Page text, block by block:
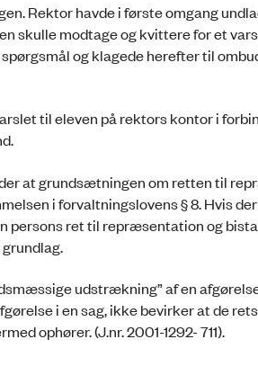
Rektor havde i første omgang
skulle modtage og kvittere for et
og klagede herefter til
til eleven på rektors kontor i
at grundsætningen om retten til
i forvaltningslovens § 8. Hvis
persons ret til repræsentation og
udstrækning” af en
i en sag, ikke bevirker at de
ophører. (J.nr. 2001-1292- 711).